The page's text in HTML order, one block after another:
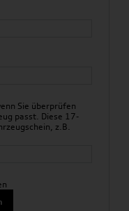
Sie überprüfen
passt. Diese 17-
z.B.